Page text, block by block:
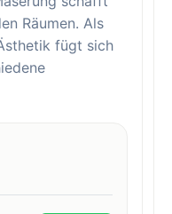
Räumen. Als
fügt sich